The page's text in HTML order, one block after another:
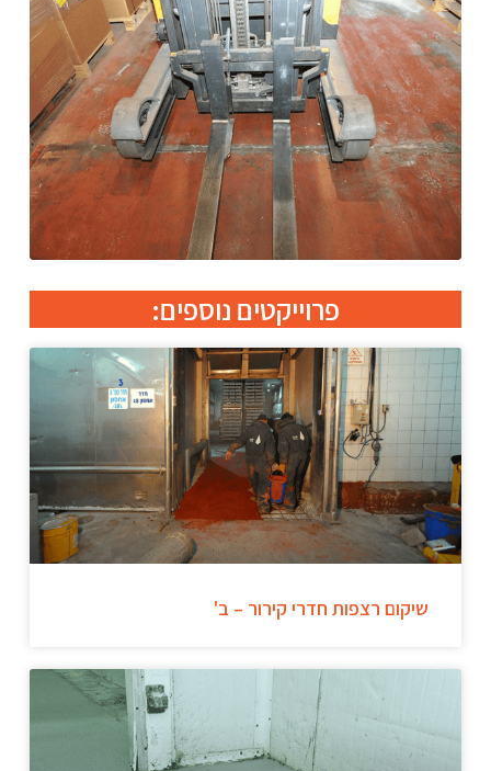
פרוייקטים נוספים:
שיקום רצפות חדרי קירור – ב'